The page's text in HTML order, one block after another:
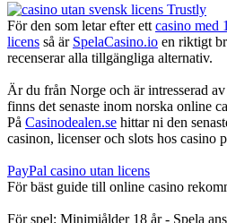
För den som letar efter ett casino med
licens så är SpelaCasino.io en riktigt
recenserar alla tillgängliga alternativ.
Är du från Norge och är intresserad av
finns det senaste inom norska online
På Casinodealen.se hittar ni den
casinon, licenser och slots hos casino
PayPal casino utan licens
För bäst guide till online casino
För spel: Minimiålder 18 år - Spela